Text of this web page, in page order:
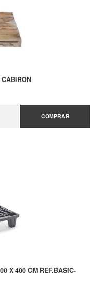
CABIRON
COMPRAR
X 400 CM REF.BASIC-